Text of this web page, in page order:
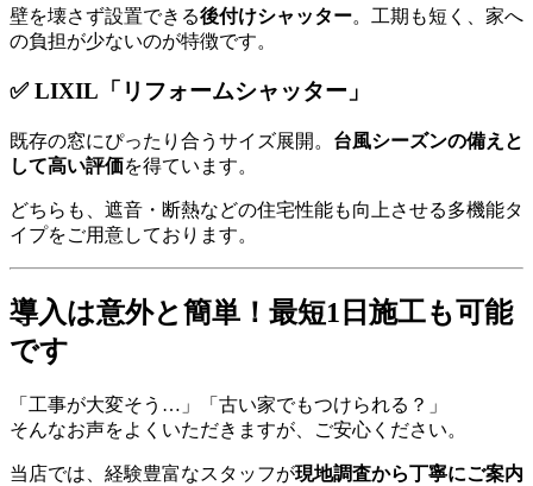
壁を壊さず設置できる後付けシャッター。工期も短く、家へ
の負担が少ないのが特徴です。
✅ LIXIL「リフォームシャッター」
既存の窓にぴったり合うサイズ展開。 台風シーズンの備えと
して高い評価を得ています。
どちらも、遮音・断熱などの住宅性能も向上させる多機能タ
イプをご用意しております。
導入は意外と簡単！最短1日施工も可能
です
「工事が大変そう…」「古い家でもつけられる？」
そんなお声をよくいただきますが、ご安心ください。
当店では、経験豊富なスタッフが現地調査から丁寧にご案内